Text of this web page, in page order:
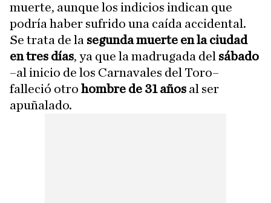
muerte, aunque los indicios indican que
podría haber sufrido una caída accidental.
Se trata de la segunda muerte en la ciudad
en tres días, ya que la madrugada del sábado
–al inicio de los Carnavales del Toro–
falleció otro hombre de 31 años al ser
apuñalado.